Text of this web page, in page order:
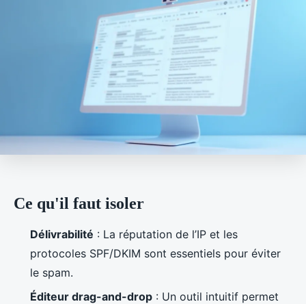
Ce qu'il faut isoler
Délivrabilité : La réputation de l’IP et les
protocoles SPF/DKIM sont essentiels pour éviter
le spam.
Éditeur drag-and-drop : Un outil intuitif permet